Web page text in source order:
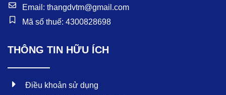
Email: thangdvtm@gmail.com
Mã số thuế: 4300828698
THÔNG TIN HỮU ÍCH
Điều khoản sử dụng